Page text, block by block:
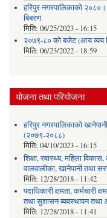
हरिपुर नगरपालिकाको
बिबरण
मिति: 06/25/2023 - 16:15
२०७९-८० को बजेट (आय व्यय
मिति: 06/23/2022 - 18:59
योजना तथा परियोजना
हरिपुर नगरपालिकाको
(२०७९-२०८८)
मिति: 04/10/2023 - 16:15
शिक्षा, स्वास्थ्य, महिला
वालवालीका, खानेपानी तथा
मिति: 12/28/2018 - 11:42
पदाधिकारी क्षमता, कर्मचारी
तथा सुशासन ब्यवस्थापन तथा
मिति: 12/28/2018 - 11:41